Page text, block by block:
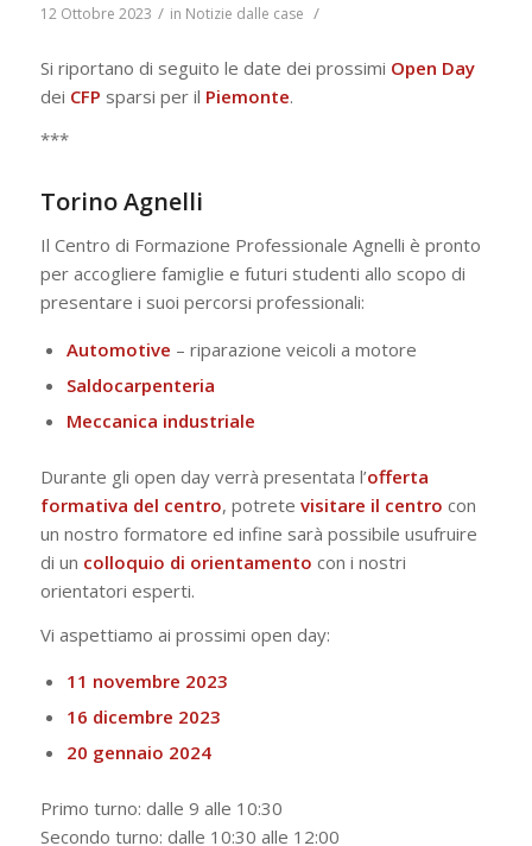
12 Ottobre 2023 / in Notizie dalle case /
Si riportano di seguito le date dei prossimi Open Day
dei CFP sparsi per il Piemonte.
***
Torino Agnelli
Il Centro di Formazione Professionale Agnelli è pronto
per accogliere famiglie e futuri studenti allo scopo di
presentare i suoi percorsi professionali:
Automotive – riparazione veicoli a motore
Saldocarpenteria
Meccanica industriale
Durante gli open day verrà presentata l’offerta
formativa del centro, potrete visitare il centro con
un nostro formatore ed infine sarà possibile usufruire
di un colloquio di orientamento con i nostri
orientatori esperti.
Vi aspettiamo ai prossimi open day:
11 novembre 2023
16 dicembre 2023
20 gennaio 2024
Primo turno: dalle 9 alle 10:30
Secondo turno: dalle 10:30 alle 12:00